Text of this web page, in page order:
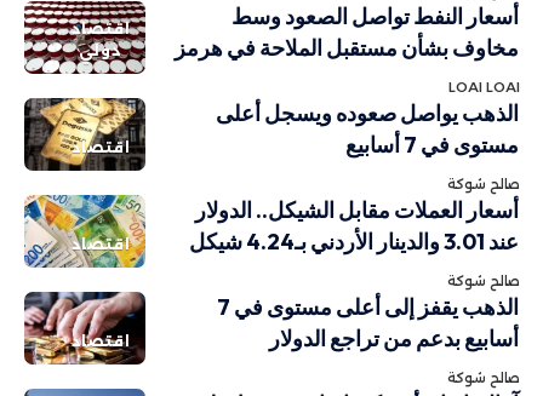
اقتصاد
دولي
أسعار النفط تواصل الصعود وسط
مخاوف بشأن مستقبل الملاحة في هرمز
LOAI LOAI
اقتصاد
الذهب يواصل صعوده ويسجل أعلى
مستوى في 7 أسابيع
صالح شوكة
اقتصاد
أسعار العملات مقابل الشيكل.. الدولار
عند 3.01 والدينار الأردني بـ4.24 شيكل
صالح شوكة
اقتصاد
الذهب يقفز إلى أعلى مستوى في 7
أسابيع بدعم من تراجع الدولار
صالح شوكة